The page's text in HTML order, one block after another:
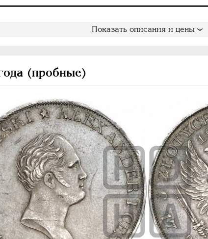
Показать описания и цены
(пробные)